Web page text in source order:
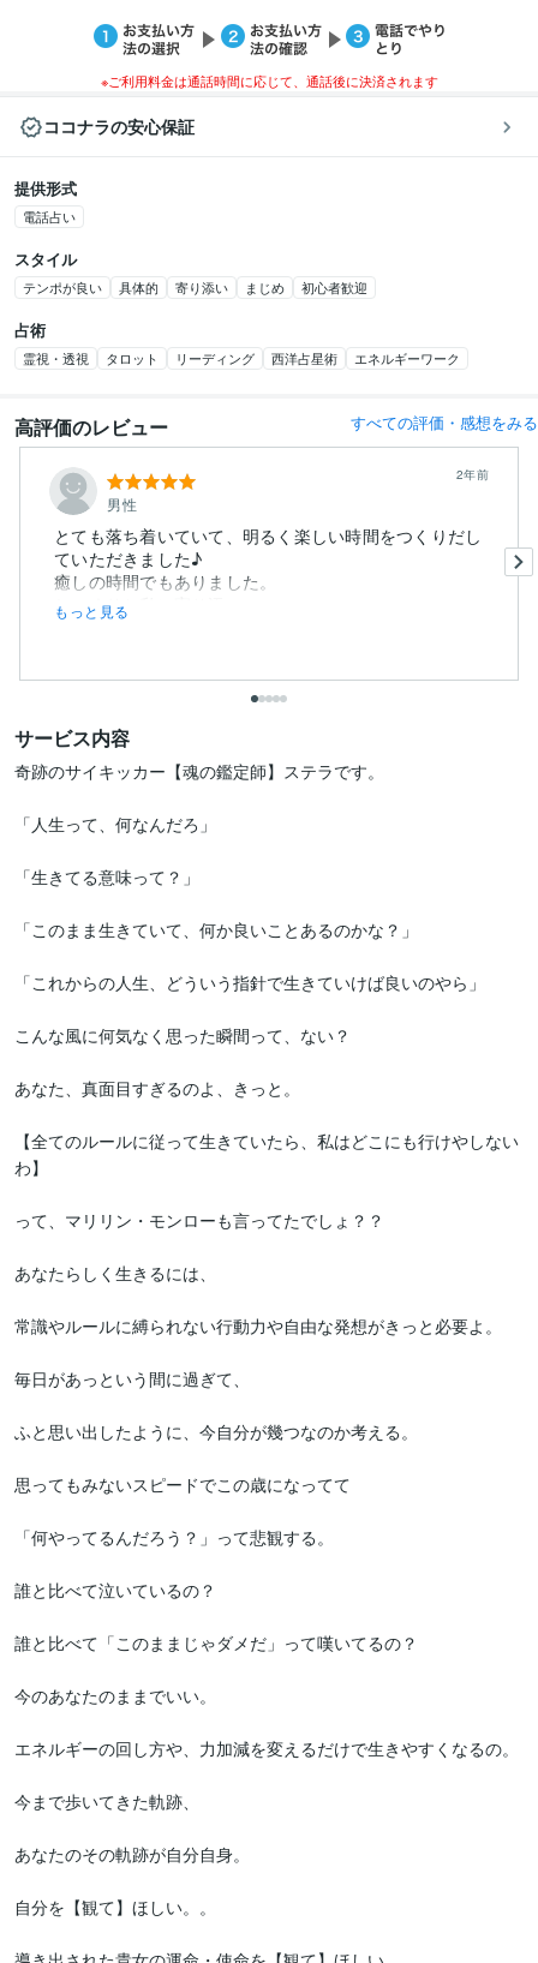
※ご利用料金は通話時間に応じて、通話後に決済されます
ココナラの安心保証
提供形式
電話占い
スタイル
テンポが良い 具体的 寄り添い まじめ 初心者歓迎
占術
霊視・透視 タロット リーディング 西洋占星術 エネルギーワーク
高評価のレビュー すべての評価・感想をみる
男性
2年前
とても落ち着いていて、明るく楽しい時間をつくりだし
ていただきました♪
癒しの時間でもありました。
じっくりと私に寄り添い...
もっと見る
サービス内容
奇跡のサイキッカー【魂の鑑定師】ステラです。
「人生って、何なんだろ」
「生きてる意味って？」
「このまま生きていて、何か良いことあるのかな？」
「これからの人生、どういう指針で生きていけば良いのやら」
こんな風に何気なく思った瞬間って、ない？
あなた、真面目すぎるのよ、きっと。
【全てのルールに従って生きていたら、私はどこにも行けやしない
わ】
って、マリリン・モンローも言ってたでしょ？？
あなたらしく生きるには、
常識やルールに縛られない行動力や自由な発想がきっと必要よ。
毎日があっという間に過ぎて、
ふと思い出したように、今自分が幾つなのか考える。
思ってもみないスピードでこの歳になってて
「何やってるんだろう？」って悲観する。
誰と比べて泣いているの？
誰と比べて「このままじゃダメだ」って嘆いてるの？
今のあなたのままでいい。
エネルギーの回し方や、力加減を変えるだけで生きやすくなるの。
今まで歩いてきた軌跡、
あなたのその軌跡が自分自身。
自分を【観て】ほしい。。